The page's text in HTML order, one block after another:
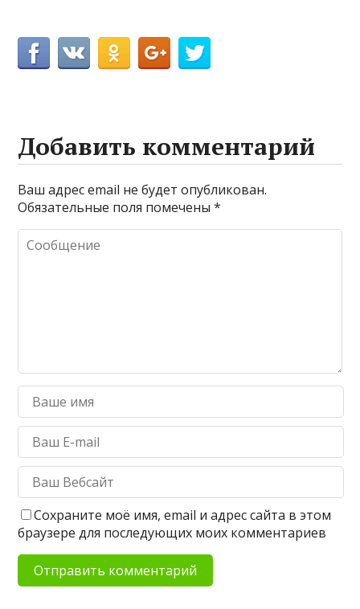
Добавить комментарий
Ваш адрес email не будет опубликован.
Обязательные поля помечены*
Сохраните моё имя, email и адрес сайта в этом
браузере для последующих моих комментариев